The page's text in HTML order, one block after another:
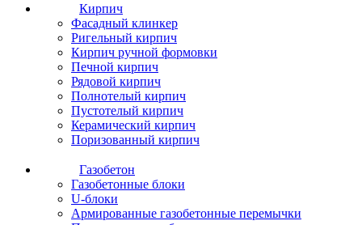
Кирпич
Фасадный клинкер
Ригельный кирпич
Кирпич ручной формовки
Печной кирпич
Рядовой кирпич
Полнотелый кирпич
Пустотелый кирпич
Керамический кирпич
Поризованный кирпич
Газобетон
Газобетонные блоки
U-блоки
Армированные газобетонные перемычки